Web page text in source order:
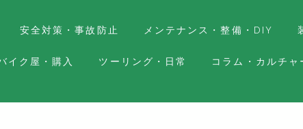
安全対策・事故防止 メンテナンス・整備・DIY
イク屋・購入 ツーリング・日常 コラム・カルチャ